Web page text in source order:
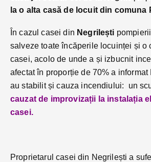
la o alta casă de locuit din comuna
În cazul casei din Negrilești
salveze toate încăperile locuinței și o
casei, acolo de unde a și izbucnit
afectat în proporție de 70% a
au stabilit și cauza incendiului: un
cauzat de improvizații la instalația
casei.
Proprietarul casei din Negrilești a